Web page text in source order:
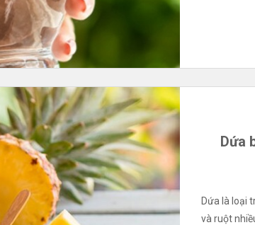
Dứa
Dứa là loại
và ruột